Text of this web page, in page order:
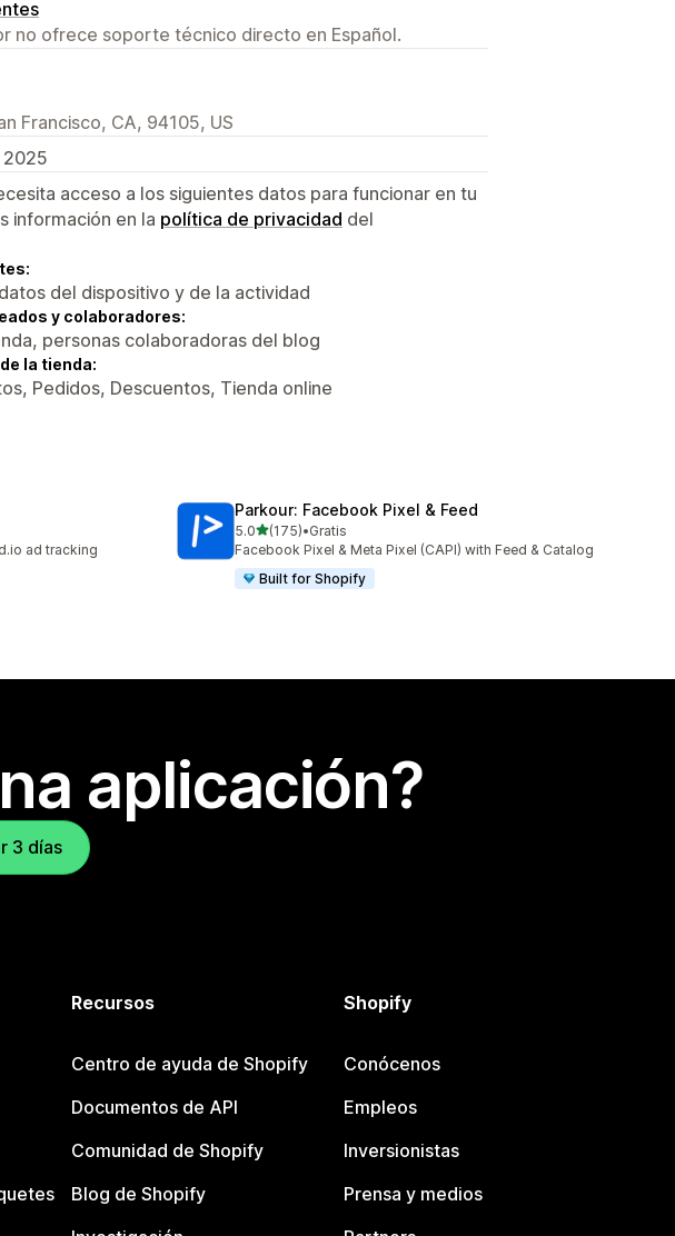
no ofrece soporte técnico directo en Español.
Francisco, CA, 94105, US
acceso a los siguientes datos para funcionar en tu
información en la política de privacidad del
del dispositivo y de la actividad
y colaboradores:
personas colaboradoras del blog
la tienda:
Pedidos, Descuentos, Tienda online
ad tracking
Parkour: Facebook Pixel & Feed
5.0de 5 estrellas
(175)
175 reseñas en total
•Gratis
Facebook Pixel & Meta Pixel (CAPI) with Feed & Catalog
Built for Shopify
aplicación?
3 días
Recursos
Centro de ayuda de Shopify
Documentos de API
Comunidad de Shopify
Blog de Shopify
Shopify
Conócenos
Empleos
Inversionistas
Prensa y medios